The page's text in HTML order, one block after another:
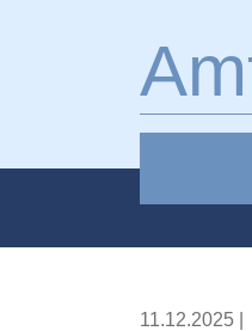
11.12.2025